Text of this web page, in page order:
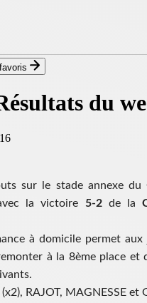
du
sur le stade annexe du
la victoire 5-2de la
à domicile permet aux
à la 8ème place et
RAJOT, MAGNESSE et